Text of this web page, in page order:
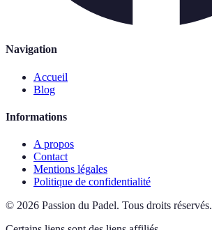
Navigation
Accueil
Blog
Informations
A propos
Contact
Mentions légales
Politique de confidentialité
© 2026 Passion du Padel. Tous droits réservés.